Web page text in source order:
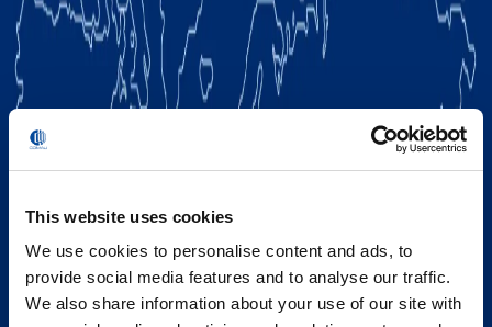
This website uses cookies
We use cookies to personalise content and ads, to
provide social media features and to analyse our traffic.
We also share information about your use of our site with